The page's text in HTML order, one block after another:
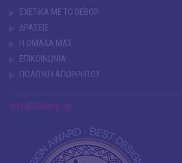
ΣΧΕΤΙΚΑ ΜΕ ΤΟ DEBOP
ΔΡΑΣΕΙΣ
Η ΟΜΑΔΑ ΜΑΣ
ΕΠΙΚΟΙΝΩΝΙΑ
ΠΟΛΙΤΙΚΗ ΑΠΟΡΡΗΤΟΥ
info@debop.gr